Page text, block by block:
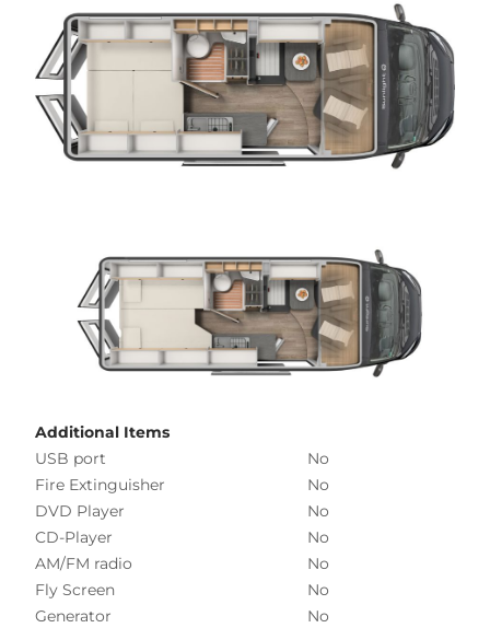
Additional Items
USB port
No
Fire Extinguisher
No
DVD Player
No
CD-Player
No
AM/FM radio
No
Fly Screen
No
Generator
No